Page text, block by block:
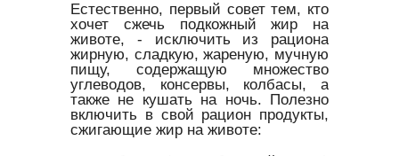
Естественно, первый совет тем, кто
хочет сжечь подкожный жир на
животе, - исключить из рациона
жирную, сладкую, жареную, мучную
пищу, содержащую множество
углеводов, консервы, колбасы, а
также не кушать на ночь. Полезно
включить в свой рацион продукты,
сжигающие жир на животе: